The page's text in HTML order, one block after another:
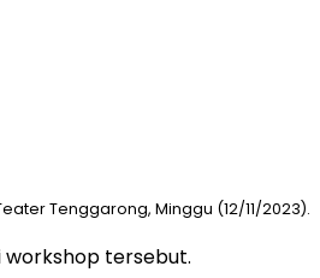
Tenggarong, Minggu (12/11/2023).
workshop tersebut.